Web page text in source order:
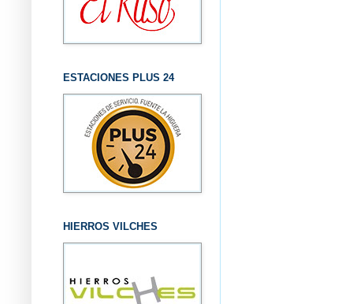
ESTACIONES PLUS 24
HIERROS VILCHES